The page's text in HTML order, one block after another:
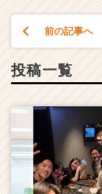
前の記事へ
投稿一覧